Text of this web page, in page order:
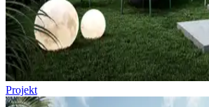
Projekt